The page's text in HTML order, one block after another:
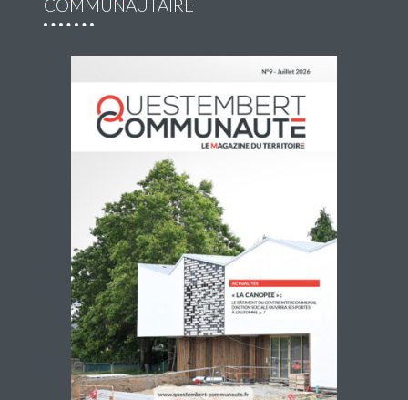
Navette estivale : une escapade à Damgan ou
à Rochefort-en-Terre pour 2€ l’A/R
Questembert Communauté propose une navette du jeudi
2 juillet au jeudi 27 août 2026 afin de compléter l’offre de
transport en commun pour profiter de sorties et loisirs
pendant la […]
Lire la suite
COMMUNAUTAIRE